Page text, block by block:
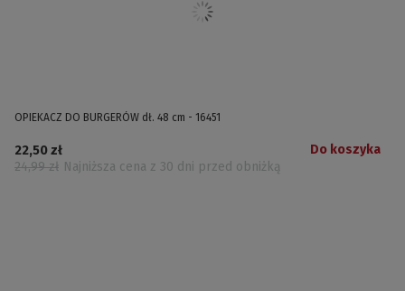
OPIEKACZ DO BURGERÓW dł. 48 cm - 16451
22,50 zł
24,99 zł Najniższa cena z 30 dni przed obniżką
Do koszyka